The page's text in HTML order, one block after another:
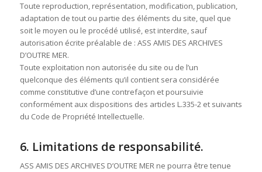
Toute reproduction, représentation, modification, publication,
adaptation de tout ou partie des éléments du site, quel que
soit le moyen ou le procédé utilisé, est interdite, sauf
autorisation écrite préalable de : ASS AMIS DES ARCHIVES
D’OUTRE MER.
Toute exploitation non autorisée du site ou de l’un
quelconque des éléments qu’il contient sera considérée
comme constitutive d’une contrefaçon et poursuivie
conformément aux dispositions des articles L.335-2 et suivants
du Code de Propriété Intellectuelle.
6. Limitations de responsabilité.
ASS AMIS DES ARCHIVES D’OUTRE MER ne pourra être tenue